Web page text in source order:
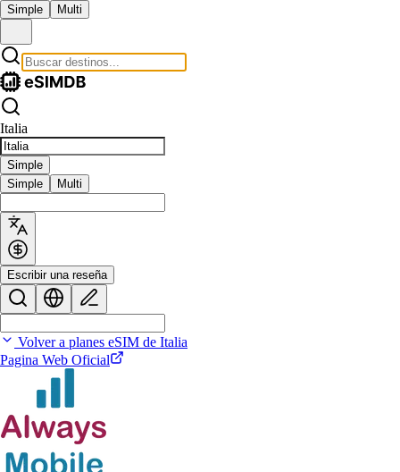
Simple Multi
Italia
Simple
Simple
Multi
Escribir una reseña
Volver a planes eSIM de Italia
Pagina Web Oficial